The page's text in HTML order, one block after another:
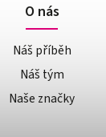
O nás
Náš příběh
Náš tým
Naše značky